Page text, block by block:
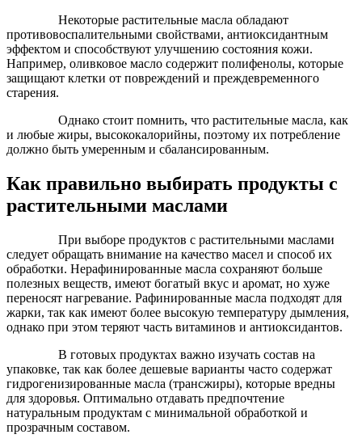
Некоторые растительные масла обладают
противовоспалительными свойствами, антиоксидантным
эффектом и способствуют улучшению состояния кожи.
Например, оливковое масло содержит полифенолы, которые
защищают клетки от повреждений и преждевременного
старения.
Однако стоит помнить, что растительные масла, как
и любые жиры, высококалорийны, поэтому их потребление
должно быть умеренным и сбалансированным.
Как правильно выбирать продукты с
растительными маслами
При выборе продуктов с растительными маслами
следует обращать внимание на качество масел и способ их
обработки. Нерафинированные масла сохраняют больше
полезных веществ, имеют богатый вкус и аромат, но хуже
переносят нагревание. Рафинированные масла подходят для
жарки, так как имеют более высокую температуру дымления,
однако при этом теряют часть витаминов и антиоксидантов.
В готовых продуктах важно изучать состав на
упаковке, так как более дешевые варианты часто содержат
гидрогенизированные масла (трансжиры), которые вредны
для здоровья. Оптимально отдавать предпочтение
натуральным продуктам с минимальной обработкой и
прозрачным составом.